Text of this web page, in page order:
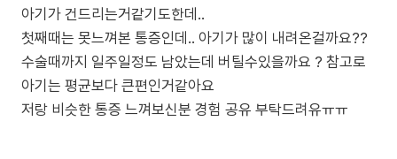
아기가 건드리는거같기도한데..
첫째때는 못느껴본 통증인데.. 아기가 많이 내려온걸까요??
수술때까지 일주일정도 남았는데 버틸수있을까요 ? 참고로
아기는 평균보다 큰편인거같아요
저랑 비슷한 통증 느껴보신분 경험 공유 부탁드려유ㅠㅠ